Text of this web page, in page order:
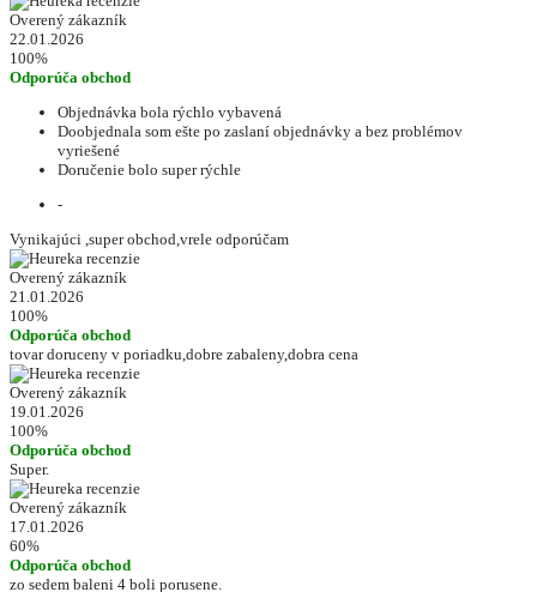
Overený zákazník
22.01.2026
100%
Odporúča obchod
Objednávka bola rýchlo vybavená
Doobjednala som ešte po zaslaní objednávky a bez problémov
vyriešené
Doručenie bolo super rýchle
-
Vynikajúci ,super obchod,vrele odporúčam
Overený zákazník
21.01.2026
100%
Odporúča obchod
tovar doruceny v poriadku,dobre zabaleny,dobra cena
Overený zákazník
19.01.2026
100%
Odporúča obchod
Super.
Overený zákazník
17.01.2026
60%
Odporúča obchod
zo sedem baleni 4 boli porusene.